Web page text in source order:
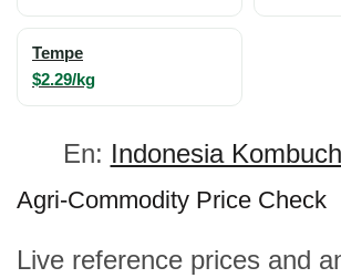
Tempe
$2.29/kg
En: Indonesia
Agri-Commodity Price Check
Live reference prices and